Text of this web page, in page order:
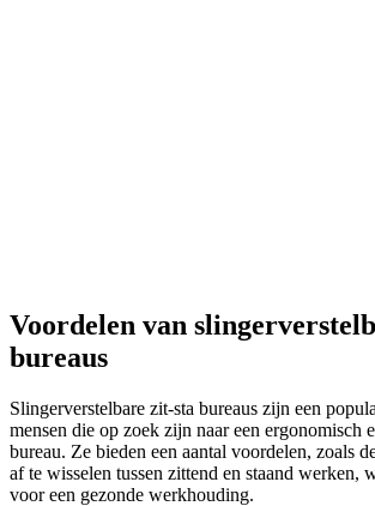
Voordelen van
bureaus
Slingerverstelbare zit-sta bureaus zijn een
mensen die op zoek zijn naar een ergonomisch
bureau. Ze bieden een aantal voordelen, zoals
af te wisselen tussen zittend en staand werken,
voor een gezonde werkhouding.